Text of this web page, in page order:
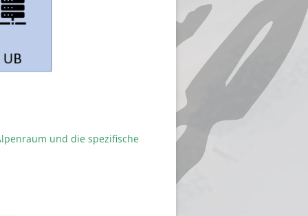
und die spezifische